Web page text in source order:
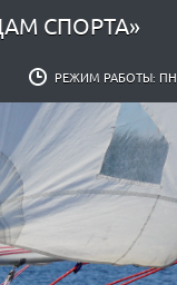
СПОРТА»
РЕЖИМ РАБОТЫ: ПН-